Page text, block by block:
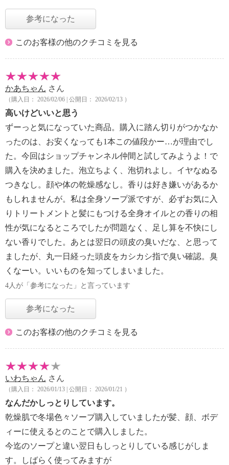
参考になった
このお客様の他のクチコミを見る
かあちゃん さん
（購入日： 2026/02/06 | 公開日： 2026/02/13 ）
高いけどいいと思う
ずーっと気になっていた商品。購入に踏ん切りがつかなか
ったのは、お安くなっても1本この値段かー…が理由でし
た。今回はショップチャンネル仲間と試してみようよ！で
購入を決めました。泡立ちよく、泡切れよし。イヤなぬる
つきなし。顔や体の乾燥感なし。香りは好き嫌いがあるか
もしれませんが。私は全身ソープ派ですが、必ずお気に入
りトリートメントと髪にもつける全身オイルとの香りの相
性が気になるところでしたが問題なく、足し算を不快にし
ない香りでした。あとは翌日の頭皮の臭いだな、と思って
ましたが、丸一日経った頭皮をカシカシ指で臭い確認。臭
くなーい。いいものを知ってしまいました。
4人が「参考になった」と言っています
参考になった
このお客様の他のクチコミを見る
いわちゃん さん
（購入日： 2026/01/13 | 公開日： 2026/01/21 ）
なんだかしっとりしています。
乾燥肌で冬場色々ソープ購入していましたが髪、顔、ボデ
ィーに使えるとのことで購入しました。
今迄のソープと違い翌日もしっとりしている感じがしま
す。しばらく使ってみますが